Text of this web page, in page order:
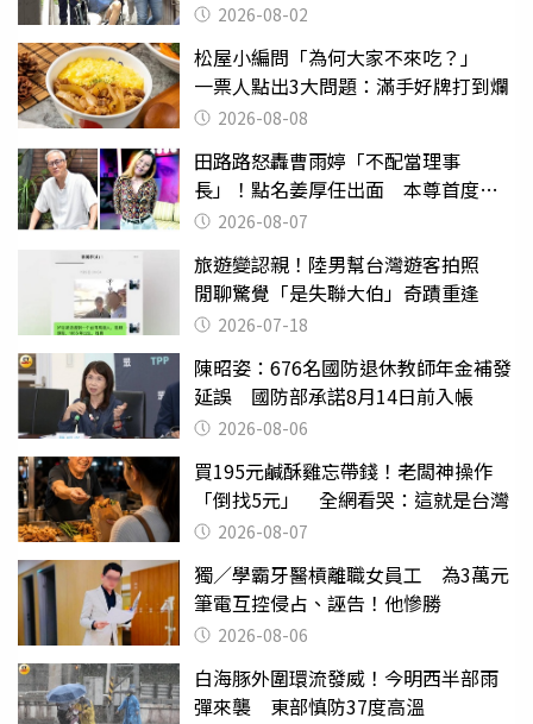
2026-08-02
松屋小編問「為何大家不來吃？」
一票人點出3大問題：滿手好牌打到爛
2026-08-08
田路路怒轟曹雨婷「不配當理事
長」！點名姜厚任出面 本尊首度回
應了2026-08-07
旅遊變認親！陸男幫台灣遊客拍照
閒聊驚覺「是失聯大伯」奇蹟重逢
2026-07-18
陳昭姿：676名國防退休教師年金補發
延誤 國防部承諾8月14日前入帳
2026-08-06
買195元鹹酥雞忘帶錢！老闆神操作
「倒找5元」 全網看哭：這就是台灣
2026-08-07
獨／學霸牙醫槓離職女員工 為3萬元
筆電互控侵占、誣告！他慘勝
2026-08-06
白海豚外圍環流發威！今明西半部雨
彈來襲 東部慎防37度高溫